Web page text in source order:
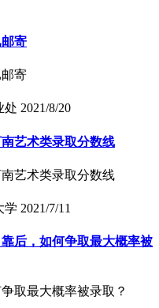
寄
寄
处 2021/8/20
艺术类录取分数线
艺术类录取分数线
学 2021/7/11
后，如何争取最大概率被
取最大概率被录取？